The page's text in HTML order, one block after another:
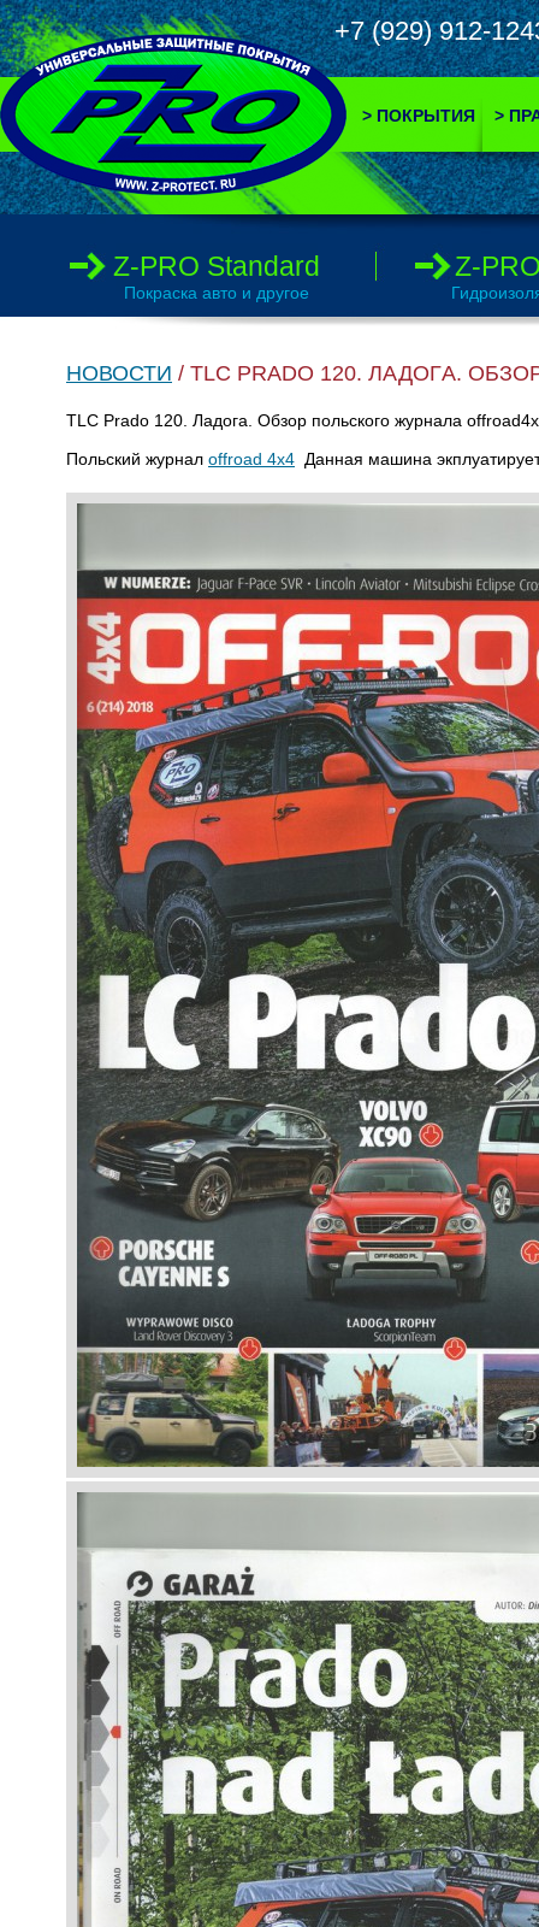
+7 (929) 912-
> ПОКРЫТИЯ >
Z-PRO Standard
Покраска авто и другое
Z-
НОВОСТИ / TLC PRADO 120. ЛАДОГA.
TLC Prado 120. Ладогa. Обзор польского журнала
Польский журнал offroad 4x4 Данная машина